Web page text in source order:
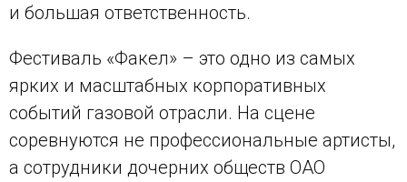
и большая ответственность.
Фестиваль «Факел» – это одно из самых
ярких и масштабных корпоративных
событий газовой отрасли. На сцене
соревнуются не профессиональные артисты,
а сотрудники дочерних обществ ОАО